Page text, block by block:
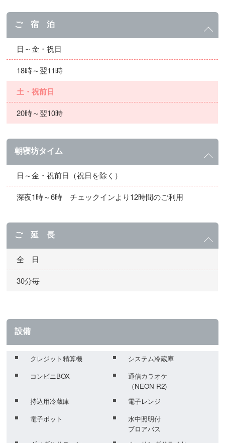
ご 宿 泊
日～金・祝日
18時～翌11時
土・祝前日
20時～翌10時
朝寝坊タイム
日～金・祝前日（祝日を除く）
深夜1時～6時 チェックインより12時間のご利用
ご 延 長
全 日
30分毎
設備
クレジット精算機
システム冷蔵庫
コンビニBOX
通信カラオケ
（NEON-R2)
持込用冷蔵庫
電子レンジ
電子ポット
水中照明付
ブロアバス